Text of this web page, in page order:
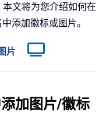
文将为您介绍如何在
添加徽标或图片。
片
加图片/徽标